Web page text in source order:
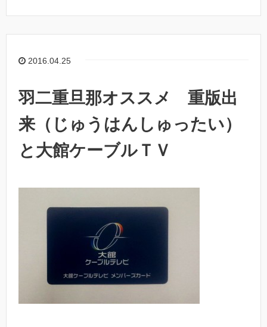
2016.04.25
羽二重旦那オススメ 重版出
来（じゅうはんしゅったい）
と大館ケーブルＴＶ